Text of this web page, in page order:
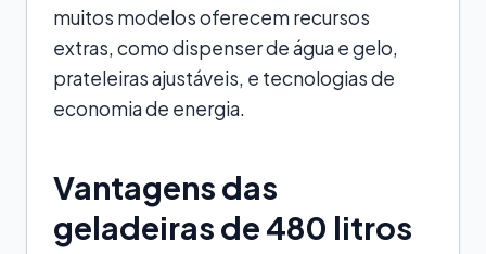
muitos modelos oferecem recursos
extras, como dispenser de água e gelo,
prateleiras ajustáveis, e tecnologias de
economia de energia.
Vantagens das
geladeiras de 480 litros